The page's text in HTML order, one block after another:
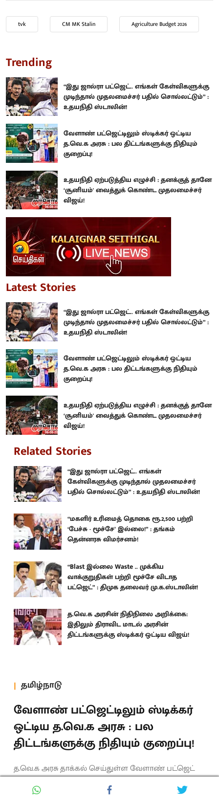
tvk CM MK Stalin Agriculture Budget 2026
Trending
“இது ஜால்ரா பட்ஜெட்.. எங்கள் கேள்விகளுக்கு
முடிந்தால் முதலமைச்சர் பதில் சொல்லட்டும்” :
உதயநிதி ஸ்டாலின்!
வேளாண் பட்ஜெட்டிலும் ஸ்டிக்கர் ஒட்டிய
த.வெ.க அரசு : பல திட்டங்களுக்கு நிதியும்
குறைப்பு!
உதயநிதி ஏற்படுத்திய எழுச்சி : தனக்குத் தானே
‘சூனியம்' வைத்துக் கொண்ட முதலமைச்சர்
விஜய்!
Latest Stories
“இது ஜால்ரா பட்ஜெட்.. எங்கள் கேள்விகளுக்கு
முடிந்தால் முதலமைச்சர் பதில் சொல்லட்டும்” :
உதயநிதி ஸ்டாலின்!
வேளாண் பட்ஜெட்டிலும் ஸ்டிக்கர் ஒட்டிய
த.வெ.க அரசு : பல திட்டங்களுக்கு நிதியும்
குறைப்பு!
உதயநிதி ஏற்படுத்திய எழுச்சி : தனக்குத் தானே
‘சூனியம்' வைத்துக் கொண்ட முதலமைச்சர்
விஜய்!
Related Stories
“இது ஜால்ரா பட்ஜெட்.. எங்கள்
கேள்விகளுக்கு முடிந்தால் முதலமைச்சர்
பதில் சொல்லட்டும்” : உதயநிதி ஸ்டாலின்!
“மகளிர் உரிமைத் தொகை ரூ.2,500 பற்றி
‘பேச்சு - மூச்சே’ இல்லை!” : தங்கம்
தென்னரசு விமர்சனம்!
“Blast இல்லை Waste .. முக்கிய
வாக்குறுதிகள் பற்றி மூச்சே விடாத
பட்ஜெட்” : திமுக தலைவர் மு.க.ஸ்டாலின்!
த.வெ.க அரசின் நிதிநிலை அறிக்கை:
இதிலும் திராவிட மாடல் அரசின்
திட்டங்களுக்கு ஸ்டிக்கர் ஒட்டிய விஜய்!
தமிழ்நாடு
வேளாண் பட்ஜெட்டிலும் ஸ்டிக்கர்
ஒட்டிய த.வெ.க அரசு : பல
திட்டங்களுக்கு நிதியும் குறைப்பு!
த.வெ.க அரசு தாக்கல் செய்துள்ள வேளாண் பட்ஜெட்